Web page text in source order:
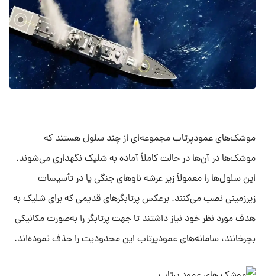
موشک‌های عمودپرتاب مجموعه‌ای از چند سلول‌ هستند که
موشک‌ها در آن‌ها در حالت کاملاً آماده به شلیک نگهداری می‌شوند.
این سلول‌ها را معمولاً زیر عرشه ناو‌های جنگی یا در تأسیسات
زیرزمینی نصب می‌کنند. برعکس پرتابگرهای قدیمی که برای شلیک به
هدف مورد نظر خود نیاز داشتند تا جهت پرتابگر را به‌صورت مکانیکی
بچرخانند، سامانه‌های عمودپرتاب این محدودیت را حذف نموده‌اند.